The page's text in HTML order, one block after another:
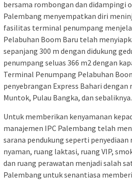
bersama rombongan dan didampingi
Palembang menyempatkan diri
fasilitas terminal penumpang
Pelabuhan Boom Baru telah
sepanjang 300 m dengan didukung
penumpang seluas 366 m2 dengan
Terminal Penumpang Pelabuhan
penyebrangan Express Bahari dengan
Muntok, Pulau Bangka, dan sebaliknya.
Untuk memberikan kenyamanan
manajemen IPC Palembang telah
sarana pendukung seperti penyediaan
nyaman, ruang laktasi, ruang VIP,
dan ruang perawatan menjadi salah
Palembang untuk senantiasa